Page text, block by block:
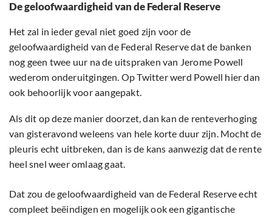
De geloofwaardigheid van de Federal Reserve
Het zal in ieder geval niet goed zijn voor de
geloofwaardigheid van de Federal Reserve dat de banken
nog geen twee uur na de uitspraken van Jerome Powell
wederom onderuitgingen. Op Twitter werd Powell hier dan
ook behoorlijk voor aangepakt.
Als dit op deze manier doorzet, dan kan de renteverhoging
van gisteravond weleens van hele korte duur zijn. Mocht de
pleuris echt uitbreken, dan is de kans aanwezig dat de rente
heel snel weer omlaag gaat.
Dat zou de geloofwaardigheid van de Federal Reserve echt
compleet beëindigen en mogelijk ook een gigantische